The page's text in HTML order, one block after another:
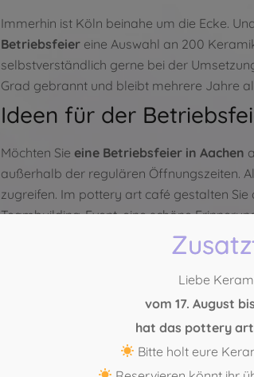
Immerhin ist Köln beinahe um die Ecke.
Betriebsfeier eine Auswahl an 200
selbstverständlich gerne bei der
Grad gebrannt und bleibt mehrere Jahre
Ideen für der
Möchten Sie eine Betriebsfeier in Aachen
außerhalb der regulären Öffnungszeiten.
zugreifen. Im pottery art café gestalten
Teambuilding-Event, eine schöne
Kreativität freien Lauf lassen – wir sind für
0221 – 271 75 69
Liebe
vom 17. August
hat das pottery
Bitte holt eure